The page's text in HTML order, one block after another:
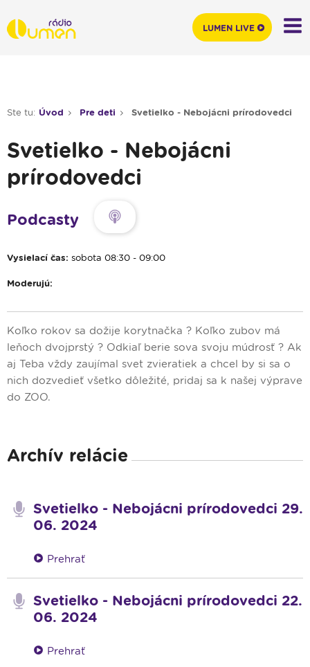
Ste tu: Úvod Pre deti Svetielko - Nebojácni prírodovedci
Svetielko - Nebojácni
prírodovedci
Podcasty
Vysielací čas: sobota 08:30 - 09:00
Moderujú:
Koľko rokov sa dožije korytnačka ? Koľko zubov má
leňoch dvojprstý ? Odkiaľ berie sova svoju múdrosť ? Ak
aj Teba vždy zaujímal svet zvieratiek a chcel by si sa o
nich dozvedieť všetko dôležité, pridaj sa k našej výprave
do ZOO.
Archív relácie
Svetielko - Nebojácni prírodovedci 29.
06. 2024
Prehrať
Svetielko - Nebojácni prírodovedci 22.
06. 2024
Prehrať
LUMEN LIVE